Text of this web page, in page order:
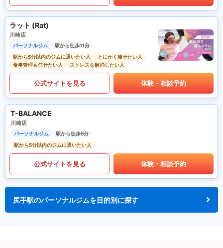
ラット (Rat)
川崎店
パーソナルジム
駅から徒歩11分
駅から5分以内のジムに通いたい人
とにかく痩せたい人
食事管理も任せたい人
ストレスを解消したい人
公式サイトを見る 体験・相談予約
T-BALANCE
川崎店
パーソナルジム
駅から徒歩5分
駅から5分以内のジムに通いたい人
公式サイトを見る 体験・相談予約
尻手駅のパーソナルジムを目的別に探す